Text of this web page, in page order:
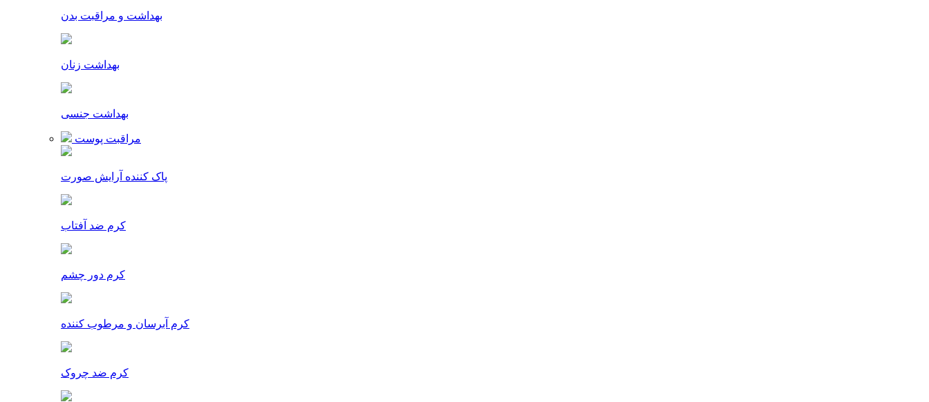
بهداشت و مراقبت بدن
بهداشت زنان
بهداشت جنسی
مراقبت پوست
پاک کننده آرایش صورت
کرم ضد آفتاب
کرم دور چشم
کرم آبرسان و مرطوب کننده
کرم ضد چروک